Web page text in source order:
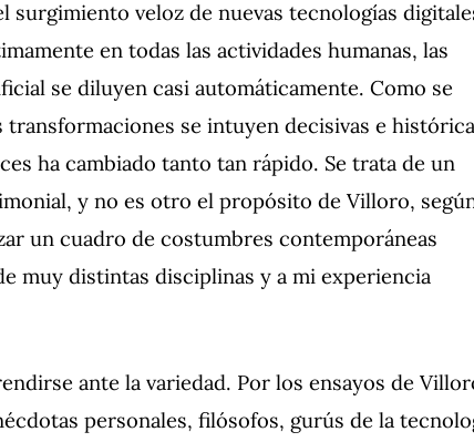
surgimiento veloz de nuevas tecnologías
en todas las actividades humanas, las
se diluyen casi automáticamente. Como se
se intuyen decisivas e
ha cambiado tanto tan rápido. Se trata de un
y no es otro el propósito de Villoro,
un cuadro de costumbres contemporáneas
muy distintas disciplinas y a mi experiencia
ante la variedad. Por los ensayos de
personales, filósofos, gurús de la